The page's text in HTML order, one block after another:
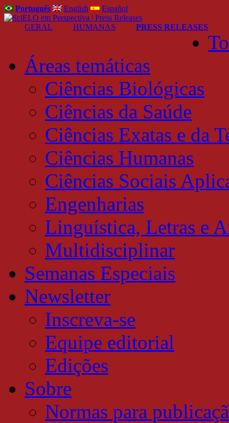
Português English Español
GERAL HUMANAS PRESS RELEASES
Áreas temáticas
Ciências Biológicas
Ciências da Saúde
Ciências Exatas e da
Ciências Humanas
Ciências Sociais
Engenharias
Linguística, Letras e
Multidisciplinar
Semanas Especiais
Newsletter
Inscreva-se
Equipe editorial
Edições
Sobre
Normas para